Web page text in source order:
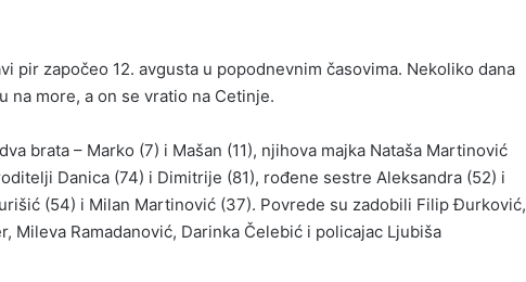
pir započeo 12. avgusta u popodnevnim časovima. Nekoliko dana
na more, a on se vratio na Cetinje.
brata – Marko (7) i Mašan (11), njihova majka Nataša Martinović
Danica (74) i Dimitrije (81), rođene sestre Aleksandra (52) i
(54) i Milan Martinović (37). Povrede su zadobili Filip Đurković,
Mileva Ramadanović, Darinka Čelebić i policajac Ljubiša